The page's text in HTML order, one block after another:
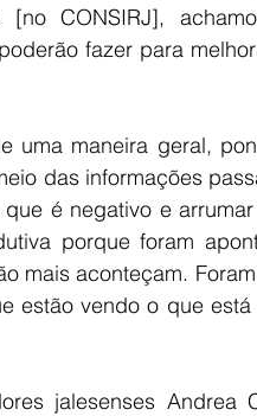
CONSIRJ],
fazer para
uma maneira geral,
das informações
é negativo e
porque foram
mais aconteçam.
estão vendo o que está
jalesenses Andrea